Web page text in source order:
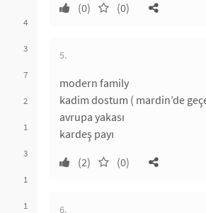
4
3
7
2
1
3
1
1
(0)
(0)
5.
modern family
kadim dostum ( mardin’de
avrupa yakası
kardeş payı
(2)
(0)
6.